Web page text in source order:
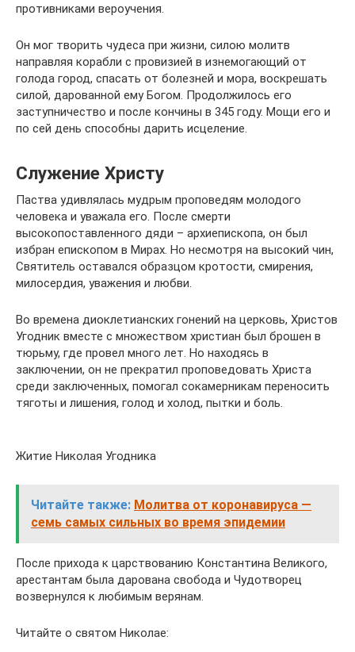
противниками вероучения.
Он мог творить чудеса при жизни, силою молитв
направляя корабли с провизией в изнемогающий от
голода город, спасать от болезней и мора, воскрешать
силой, дарованной ему Богом. Продолжилось его
заступничество и после кончины в 345 году. Мощи его и
по сей день способны дарить исцеление.
Служение Христу
Паства удивлялась мудрым проповедям молодого
человека и уважала его. После смерти
высокопоставленного дяди – архиепископа, он был
избран епископом в Мирах. Но несмотря на высокий чин,
Святитель оставался образцом кротости, смирения,
милосердия, уважения и любви.
Во времена диоклетианских гонений на церковь, Христов
Угодник вместе с множеством христиан был брошен в
тюрьму, где провел много лет. Но находясь в
заключении, он не прекратил проповедовать Христа
среди заключенных, помогал сокамерникам переносить
тяготы и лишения, голод и холод, пытки и боль.
Житие Николая Угодника
Читайте также: Молитва от коронавируса —
семь самых сильных во время эпидемии
После прихода к царствованию Константина Великого,
арестантам была дарована свобода и Чудотворец
возвернулся к любимым верянам.
Читайте о святом Николае: